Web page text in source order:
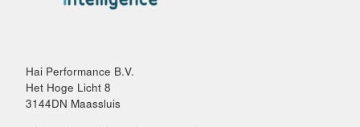
Hai Performance B.V.
Het Hoge Licht 8
3144DN Maassluis